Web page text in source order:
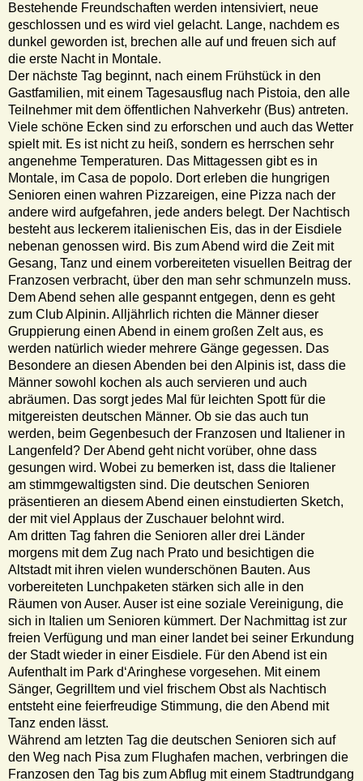
Bestehende Freundschaften werden intensiviert, neue
geschlossen und es wird viel gelacht. Lange, nachdem es
dunkel geworden ist, brechen alle auf und freuen sich auf
die erste Nacht in Montale.
Der nächste Tag beginnt, nach einem Frühstück in den
Gastfamilien, mit einem Tagesausflug nach Pistoia, den alle
Teilnehmer mit dem öffentlichen Nahverkehr (Bus) antreten.
Viele schöne Ecken sind zu erforschen und auch das Wetter
spielt mit. Es ist nicht zu heiß, sondern es herrschen sehr
angenehme Temperaturen. Das Mittagessen gibt es in
Montale, im Casa de popolo. Dort erleben die hungrigen
Senioren einen wahren Pizzareigen, eine Pizza nach der
andere wird aufgefahren, jede anders belegt. Der Nachtisch
besteht aus leckerem italienischen Eis, das in der Eisdiele
nebenan genossen wird. Bis zum Abend wird die Zeit mit
Gesang, Tanz und einem vorbereiteten visuellen Beitrag der
Franzosen verbracht, über den man sehr schmunzeln muss.
Dem Abend sehen alle gespannt entgegen, denn es geht
zum Club Alpinin. Alljährlich richten die Männer dieser
Gruppierung einen Abend in einem großen Zelt aus, es
werden natürlich wieder mehrere Gänge gegessen. Das
Besondere an diesen Abenden bei den Alpinis ist, dass die
Männer sowohl kochen als auch servieren und auch
abräumen. Das sorgt jedes Mal für leichten Spott für die
mitgereisten deutschen Männer. Ob sie das auch tun
werden, beim Gegenbesuch der Franzosen und Italiener in
Langenfeld? Der Abend geht nicht vorüber, ohne dass
gesungen wird. Wobei zu bemerken ist, dass die Italiener
am stimmgewaltigsten sind. Die deutschen Senioren
präsentieren an diesem Abend einen einstudierten Sketch,
der mit viel Applaus der Zuschauer belohnt wird.
Am dritten Tag fahren die Senioren aller drei Länder
morgens mit dem Zug nach Prato und besichtigen die
Altstadt mit ihren vielen wunderschönen Bauten. Aus
vorbereiteten Lunchpaketen stärken sich alle in den
Räumen von Auser. Auser ist eine soziale Vereinigung, die
sich in Italien um Senioren kümmert. Der Nachmittag ist zur
freien Verfügung und man einer landet bei seiner Erkundung
der Stadt wieder in einer Eisdiele. Für den Abend ist ein
Aufenthalt im Park d‘Aringhese vorgesehen. Mit einem
Sänger, Gegrilltem und viel frischem Obst als Nachtisch
entsteht eine feierfreudige Stimmung, die den Abend mit
Tanz enden lässt.
Während am letzten Tag die deutschen Senioren sich auf
den Weg nach Pisa zum Flughafen machen, verbringen die
Franzosen den Tag bis zum Abflug mit einem Stadtrundgang